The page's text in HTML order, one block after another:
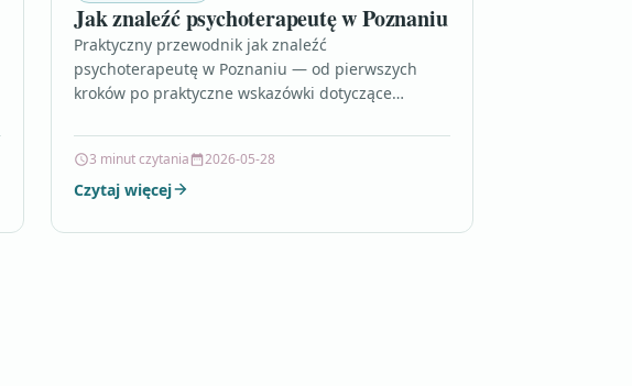
Jak znaleźć psychoterapeutę w Poznaniu
Praktyczny przewodnik jak znaleźć
psychoterapeutę w Poznaniu — od pierwszych
kroków po praktyczne wskazówki dotyczące
znaleźć specjalistę…
3 minut czytania 2026-05-28
Czytaj więcej